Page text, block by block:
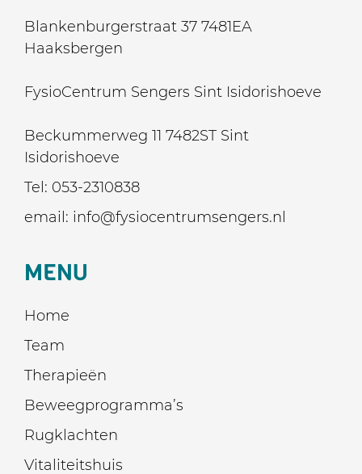
Blankenburgerstraat 37 7481EA
Haaksbergen
FysioCentrum Sengers Sint Isidorishoeve
Beckummerweg 11 7482ST Sint
Isidorishoeve
Tel: 053-2310838
email: info@fysiocentrumsengers.nl
MENU
Home
Team
Therapieën
Beweegprogramma’s
Rugklachten
Vitaliteitshuis